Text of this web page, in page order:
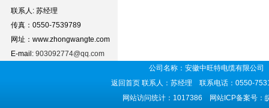
联系人: 苏经理
传真：0550-7539789
网址：www.zhongwangte.com
E-mail: 903092774@qq.com
公司名称：安徽中旺特电缆有限公
返回首页 联系人：苏经理 联系电话：0550-
网站访问统计：1017386 网站ICP备案号：